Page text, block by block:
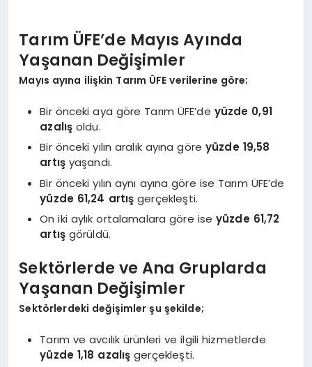
Tarım ÜFE’de Mayıs Ayında
Yaşanan Değişimler
Mayıs ayına ilişkin Tarım ÜFE verilerine göre;
Bir önceki aya göre Tarım ÜFE’de yüzde 0,91
azalış oldu.
Bir önceki yılın aralık ayına göre yüzde 19,58
artışyaşandı.
Bir önceki yılın aynı ayına göre ise Tarım ÜFE’de
yüzde 61,24 artış gerçekleşti.
On iki aylık ortalamalara göre ise yüzde 61,72
artışgörüldü.
Sektörlerde ve Ana Gruplarda
Yaşanan Değişimler
Sektörlerdeki değişimler şu şekilde;
Tarım ve avcılık ürünleri ve ilgili hizmetlerde
yüzde 1,18 azalış gerçekleşti.